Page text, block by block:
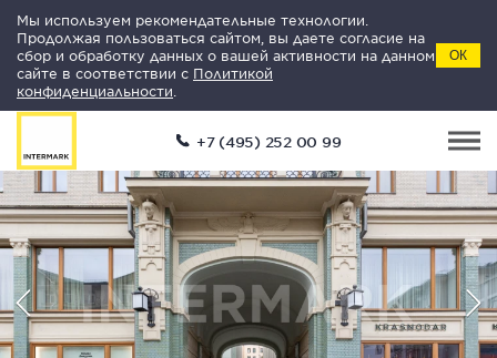
Мы используем рекомендательные технологии.
Продолжая пользоваться сайтом, вы даете согласие на
сбор и обработку данных о вашей активности на данном
сайте в соответствии с Политикой
конфиденциальности
ОК
+7 (495) 252 00 99